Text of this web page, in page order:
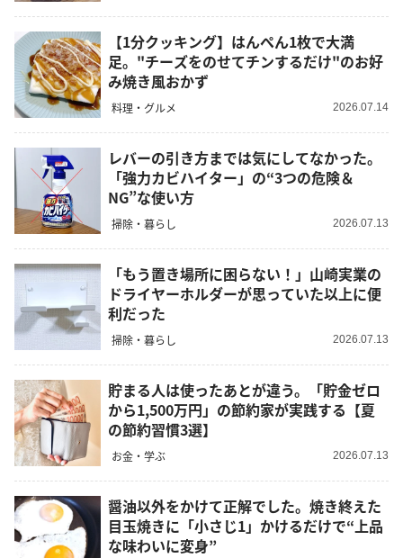
【1分クッキング】はんぺん1枚で大満
足。"チーズをのせてチンするだけ"のお好
み焼き風おかず
料理・グルメ 2026.07.14
レバーの引き方までは気にしてなかった。
「強力カビハイター」の“3つの危険＆
NG”な使い方
掃除・暮らし 2026.07.13
「もう置き場所に困らない！」山崎実業の
ドライヤーホルダーが思っていた以上に便
利だった
掃除・暮らし 2026.07.13
貯まる人は使ったあとが違う。「貯金ゼロ
から1,500万円」の節約家が実践する【夏
の節約習慣3選】
お金・学ぶ 2026.07.13
醤油以外をかけて正解でした。焼き終えた
目玉焼きに「小さじ1」かけるだけで“上品
な味わいに変身”